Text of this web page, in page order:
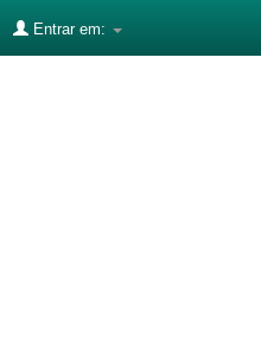
Entrar em: